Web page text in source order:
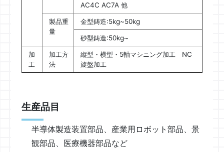
AC4C AC7A 他
製品重
量
金型鋳造:5kg~50kg
砂型鋳造:50kg~
加
工
加工方
法
縦型・横型・5軸マシニング加工 NC
旋盤加工
生産品目
半導体製造装置部品、産業用ロボット部品、景
観部品、医療機器部品など